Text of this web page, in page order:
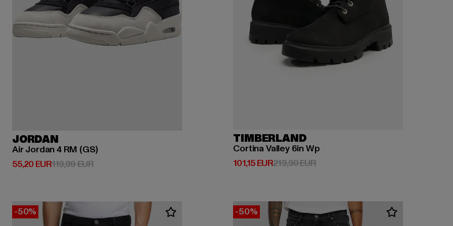
JORDAN
Air Jordan 4 RM (GS)
55,20 EUR
Derzeitiger Preis: 55,20 EUR
119,99 EURAktionspreis: 119,99 EUR
TIMBERLAND
Cortina Valley 6in Wp
101,15 EUR
Derzeitiger Preis: 101,15 EUR
219,90 EURAktionspreis: 219,90 EUR
-50% -50%